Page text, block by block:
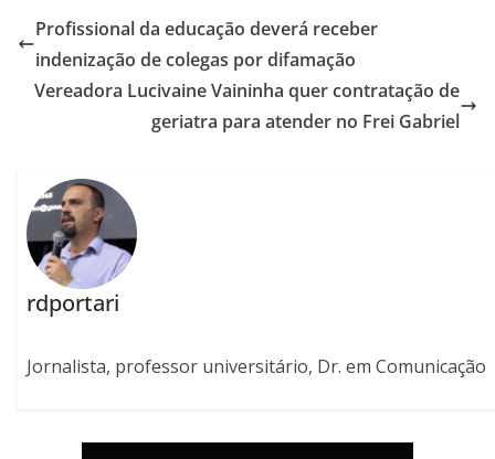
Profissional da educação deverá receber
indenização de colegas por difamação
Vereadora Lucivaine Vaininha quer contratação de
geriatra para atender no Frei Gabriel
rdportari
Jornalista, professor universitário, Dr. em Comunicação